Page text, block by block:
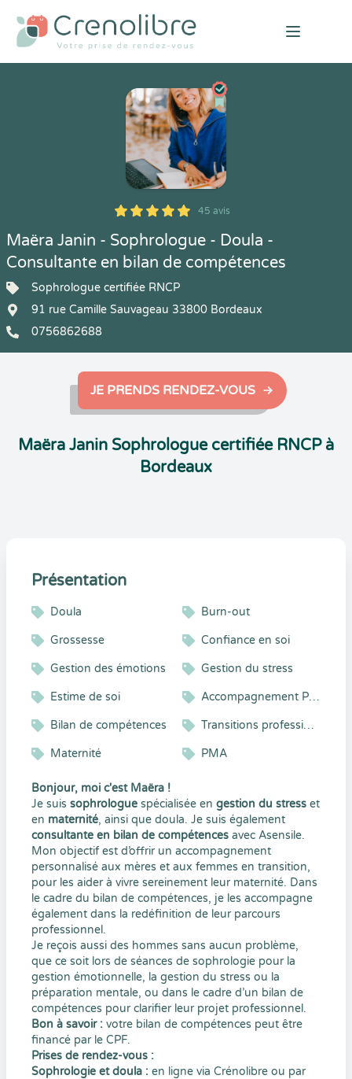
Open
5
1
5
45 45 avis
Maëra Janin - Sophrologue - Doula -
Consultante en bilan de compétences
Sophrologue certifiée RNCP
91 rue Camille Sauvageau 33800 Bordeaux
0756862688
JE PRENDS RENDEZ-VOUS
Maëra Janin Sophrologue certifiée RNCP à
Bordeaux
Présentation
Doula Burn-out
Grossesse Confiance en soi
Gestion des émotions Gestion du stress
Estime de soi Accompagnement Personnalisé
Bilan de compétences Transitions professionnelle
Maternité PMA
Bonjour, moi c'est Maëra !
Je suis sophrologue spécialisée en gestion du stress et
en maternité, ainsi que doula. Je suis également
consultante en bilan de compétences avec Asensile.
Mon objectif est d’offrir un accompagnement
personnalisé aux mères et aux femmes en transition,
pour les aider à vivre sereinement leur maternité. Dans
le cadre du bilan de compétences, je les accompagne
également dans la redéfinition de leur parcours
professionnel.
Je reçois aussi des hommes sans aucun problème,
que ce soit lors de séances de sophrologie pour la
gestion émotionnelle, la gestion du stress ou la
préparation mentale, ou dans le cadre d’un bilan de
compétences pour clarifier leur projet professionnel.
Bon à savoir : votre bilan de compétences peut être
financé par le CPF.
Prises de rendez-vous :
Sophrologie et doula : en ligne via Crénolibre ou par